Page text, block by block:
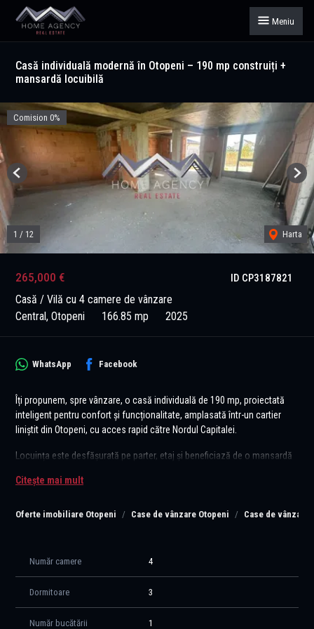
Meniu
Casă individuală modernă în Otopeni – 190 mp construiți +
mansardă locuibilă
ID CP3187821
265,000 €
Casă / Vilă cu 4 camere de vânzare
Central, Otopeni
166.85 mp 2025
Comision 0%
1 / 12 Harta
Previous Next
Oferte imobiliare Otopeni Case de vânzare Otopeni Case de vânzare
WhatsApp Facebook
Îți propunem, spre vânzare, o casă individuală de 190 mp, proiectată
inteligent pentru confort și funcționalitate, amplasată într-un cartier
liniștit din Otopeni, cu acces rapid către Nordul Capitalei.
Locuința este desfășurată pe parter, etaj și beneficiază de o mansardă
dispune de baie proprie și spații generoase de depozitare mascate,
hobby room.
finisajele, în funcție de preferințe, beneficiind de buget alocat de
Compartimentare practică și bine gândită:
Parter:
Citește mai mult
Număr camere 4
Dormitoare 3
Număr bucătării 1